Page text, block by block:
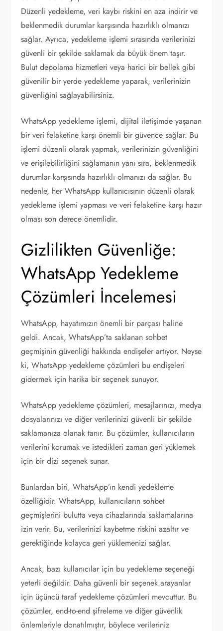
Düzenli yedekleme, veri kaybı riskini en aza indirir ve
beklenmedik durumlar karşısında hazırlıklı olmanızı
sağlar. Ayrıca, yedekleme işlemi sırasında verilerinizi
güvenli bir şekilde saklamak da büyük önem taşır.
Bulut depolama hizmetleri veya harici bir bellek gibi
güvenilir bir yerde yedekleme yaparak, verilerinizin
güvenliğini sağlayabilirsiniz.
WhatsApp yedekleme işlemi, dijital iletişimde yaşanan
bir veri felaketine karşı önemli bir güvence sağlar. Bu
işlemi düzenli olarak yapmak, verilerinizin güvenliğini
ve erişilebilirliğini sağlamanın yanı sıra, beklenmedik
durumlar karşısında hazırlıklı olmanızı da sağlar. Bu
nedenle, her WhatsApp kullanıcısının düzenli olarak
yedekleme işlemi yapması ve veri felaketine karşı hazır
olması son derece önemlidir.
Gizlilikten Güvenliğe:
WhatsApp Yedekleme
Çözümleri İncelemesi
WhatsApp, hayatımızın önemli bir parçası haline
geldi. Ancak, WhatsApp’ta saklanan sohbet
geçmişinin güvenliği hakkında endişeler artıyor. Neyse
ki, WhatsApp yedekleme çözümleri bu endişeleri
gidermek için harika bir seçenek sunuyor.
WhatsApp yedekleme çözümleri, mesajlarınızı, medya
dosyalarınızı ve diğer verilerinizi güvenli bir şekilde
saklamanıza olanak tanır. Bu çözümler, kullanıcıların
verilerini korumak ve istedikleri zaman geri yüklemek
için bir dizi seçenek sunar.
Bunlardan biri, WhatsApp’ın kendi yedekleme
özelliğidir. WhatsApp, kullanıcıların sohbet
geçmişlerini bulutta veya cihazlarında saklamalarına
izin verir. Bu, verilerinizi kaybetme riskini azaltır ve
gerektiğinde kolayca geri yüklemenizi sağlar.
Ancak, bazı kullanıcılar için bu yedekleme seçeneği
yeterli değildir. Daha güvenli bir seçenek arayanlar
için üçüncü taraf yedekleme çözümleri mevcuttur. Bu
çözümler, end-to-end şifreleme ve diğer güvenlik
önlemleriyle donatılmıştır, böylece verileriniz